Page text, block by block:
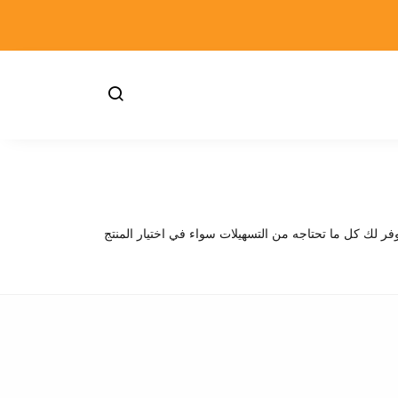
لك كل ما تحتاجه من التسهيلات سواء في اختيار المنتج